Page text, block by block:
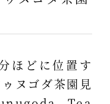
ほどに位置す
ヌゴダ茶園見